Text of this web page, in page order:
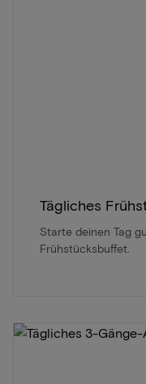
Tägliches
Starte deinen Tag
Frühstücksbuffet.